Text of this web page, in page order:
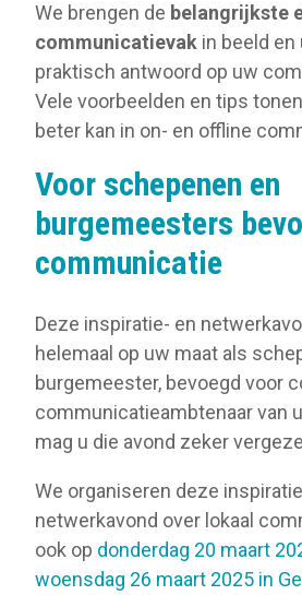
We brengen de belangrijkste
communicatievak in beeld en
praktisch antwoord op uw
Vele voorbeelden en tips
beter kan in on- en offline
Voor schepenen en
burgemeesters
communicatie
Deze inspiratie- en
helemaal op uw maat als
burgemeester, bevoegd voor
communicatieambtenaar van
mag u die avond zeker
We organiseren deze
netwerkavond over lokaal
ook op donderdag 20 maart
woensdag 26 maart 2025 in